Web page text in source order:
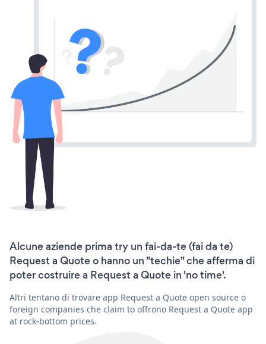
Alcune aziende prima try un fai-da-te (fai da te)
Request a Quote o hanno un "techie" che afferma di
poter costruire a Request a Quote in 'no time'.
Altri tentano di trovare app Request a Quote open source o
foreign companies che claim to offrono Request a Quote app
at rock-bottom prices.